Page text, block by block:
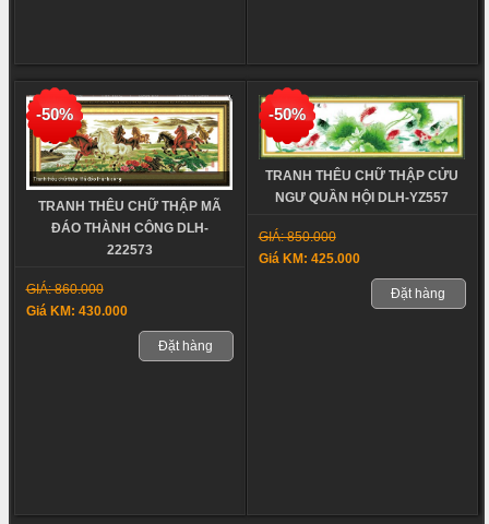
-50%
TRANH THÊU CHỮ THẬP MÃ
ĐÁO THÀNH CÔNG DLH-
222573
GIÁ: 860.000
Giá KM: 430.000
Đặt hàng
-50%
TRANH THÊU CHỮ THẬP CỬU
NGƯ QUẦN HỘI DLH-YZ557
GIÁ: 850.000
Giá KM: 425.000
Đặt hàng